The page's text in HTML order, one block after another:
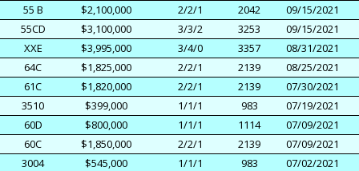
55 B
$2,100,000 2/2/1 2042
09/15/2021
55CD
$3,100,000 3/3/2 3253
09/15/2021
XXE
$3,995,000 3/4/0 3357
08/31/2021
64C
$1,825,000 2/2/1 2139
08/25/2021
61C
$1,820,000 2/2/1 2139
07/30/2021
3510
$399,000 1/1/1 983
07/19/2021
60D
$800,000 1/1/1 1114
07/09/2021
60C
$1,850,000 2/2/1 2139
07/09/2021
3004
$545,000 1/1/1 983
07/02/2021